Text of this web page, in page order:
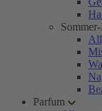
Parfum